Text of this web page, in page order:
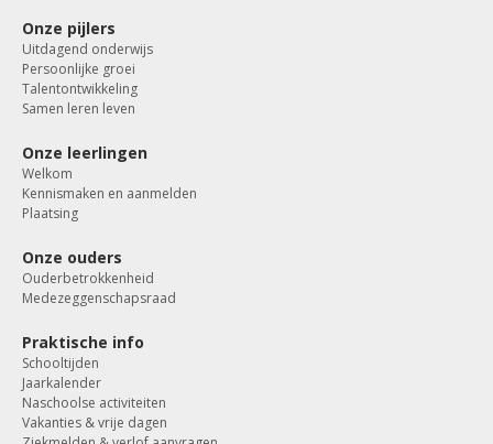
Onze pijlers
Uitdagend onderwijs
Persoonlijke groei
Talentontwikkeling
Samen leren leven
Onze leerlingen
Welkom
Kennismaken en aanmelden
Plaatsing
Onze ouders
Ouderbetrokkenheid
Medezeggenschapsraad
Praktische info
Schooltijden
Jaarkalender
Naschoolse activiteiten
Vakanties & vrije dagen